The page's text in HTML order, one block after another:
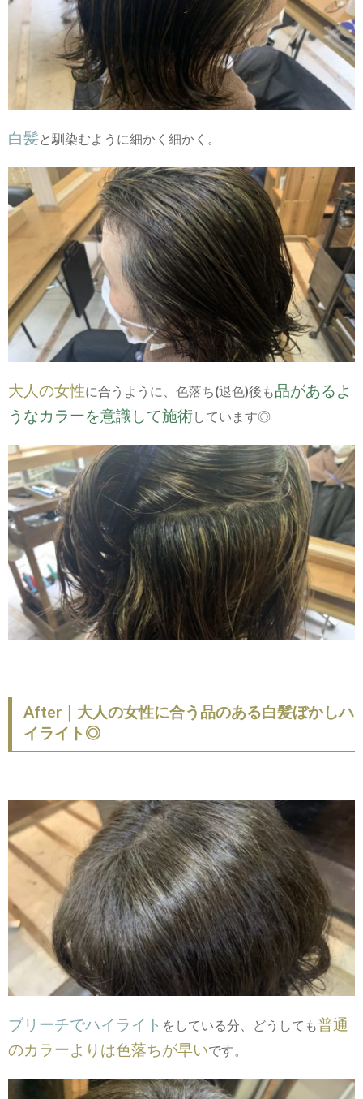
白髪 と馴染むように細かく細かく。
大人の女性に合うように、色落ち(退色)後も品があるよ
うなカラーを意識して施術しています◎
After｜大人の女性に合う品のある白髪ぼかしハ
イライト◎
ブリーチでハイライト をしている分、どうしても普通
のカラーよりは色落ちが早いです。